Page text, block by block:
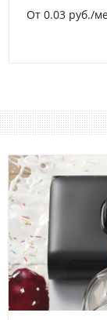
От 0.03 руб./